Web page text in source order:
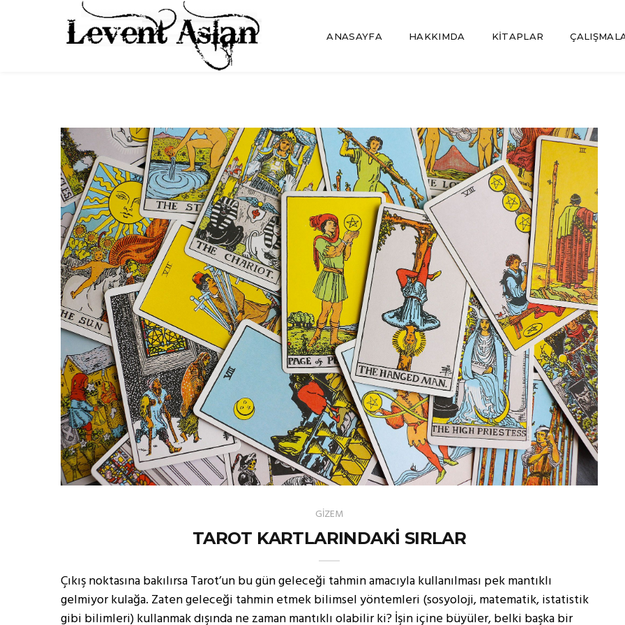
ANASAYFA HAKKIMDA KİTAPLAR
GİZEM
TAROT KARTLARINDAKİ SIRLAR
Çıkış noktasına bakılırsa Tarot’un bu gün geleceği tahmin amacıyla kullanılması pek mantıklı
gelmiyor kulağa. Zaten geleceği tahmin etmek bilimsel yöntemleri (sosyoloji, matematik, istatistik
gibi bilimleri) kullanmak dışında ne zaman mantıklı olabilir ki? İşin içine büyüler, belki başka bir